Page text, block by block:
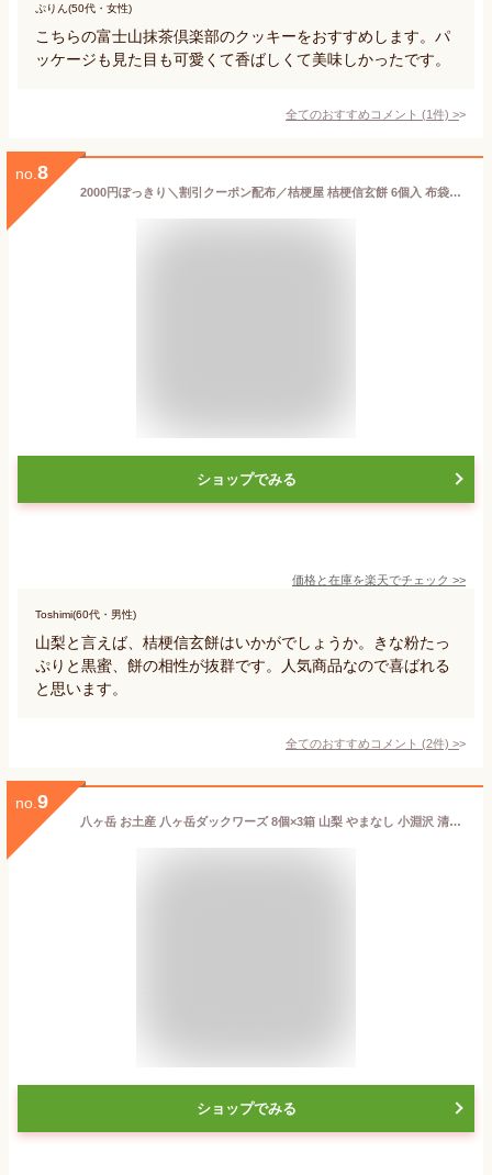
ぷりん(50代・女性)
こちらの富士山抹茶倶楽部のクッキーをおすすめします。パ
ッケージも見た目も可愛くて香ばしくて美味しかったです。
全てのおすすめコメント (1件) >
no. 8
2000円ぽっきり＼割引クーポン配布／桔梗屋 桔梗信玄餅 6個入 布袋入 巾着 信玄餅 お土産 ご当地グルメ スイーツ 和菓子 山梨県 笛吹市 詰め放題 贈答 贈り物 人気菓子 きな粉 黒蜜 安倍川餅 名産 名物 甲州銘菓 山梨銘菓 お歳暮 お中元 母の日 お茶菓子 ギフト プレゼント
ショップでみる
価格と在庫を楽天でチェック >>
Toshimi(60代・男性)
山梨と言えば、桔梗信玄餅はいかがでしょうか。きな粉たっ
ぷりと黒蜜、餅の相性が抜群です。人気商品なので喜ばれる
と思います。
全てのおすすめコメント (2件) >
no. 9
八ヶ岳 お土産 八ヶ岳ダックワーズ 8個×3箱 山梨 やまなし 小淵沢 清里 洋菓子 焼き菓子 スイーツ
ショップでみる